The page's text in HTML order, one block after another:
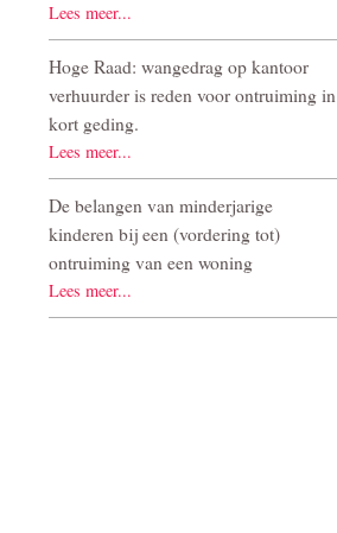
Lees meer...
Hoge Raad: wangedrag op kantoor
verhuurder is reden voor ontruiming in
kort geding.
Lees meer...
De belangen van minderjarige
kinderen bij een (vordering tot)
ontruiming van een woning
Lees meer...